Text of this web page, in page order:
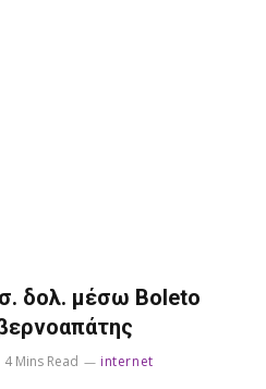
δολ. μέσω Boleto
4 Mins Read internet